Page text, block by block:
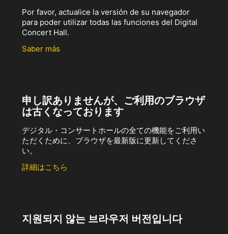
Por favor, actualice la versión de su navegador
para poder utilizar todas las funciones del Digital
Concert Hall.
Saber más
申し訳ありませんが、ご利用のブラウザ
は古くなっております
デジタル・コンサートホールの全ての機能をご利用い
ただくために、ブラウザを最新版に更新してくださ
い。
詳細はこちら
지원되지 않는 브라우저 버전입니다